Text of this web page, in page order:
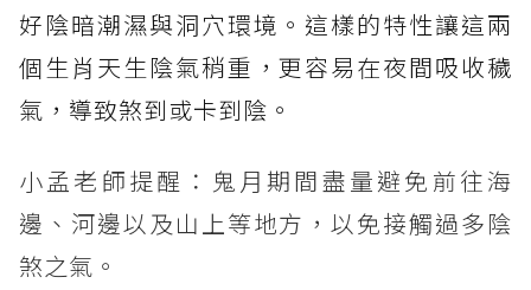
好陰暗潮濕與洞穴環境。這樣的特性讓這兩
個生肖天生陰氣稍重，更容易在夜間吸收穢
氣，導致煞到或卡到陰。
小孟老師提醒：鬼月期間盡量避免前往海
邊、河邊以及山上等地方，以免接觸過多陰
煞之氣。